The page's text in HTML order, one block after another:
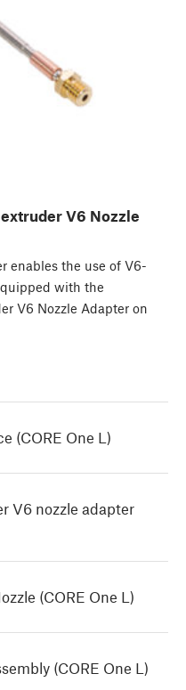
V6 Nozzle
enables the use of V6-
with the
V6 Nozzle Adapter on
(CORE One L)
V6 nozzle adapter
(CORE One L)
(CORE One L)